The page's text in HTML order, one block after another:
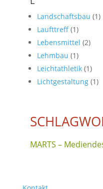
Landschaftsbau (1)
Laufttreff (1)
Lebensmittel (2)
Lehmbau (1)
Leichtathletik (1)
Lichtgestaltung (1)
MARTS –